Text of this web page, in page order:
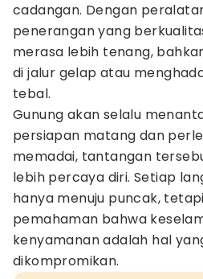
cadangan. Dengan
penerangan yang
merasa lebih tenang,
di jalur gelap atau
tebal.
Gunung akan selalu
persiapan matang dan
memadai, tantangan
lebih percaya diri. Setiap
hanya menuju puncak,
pemahaman bahwa
kenyamanan adalah hal
dikompromikan.